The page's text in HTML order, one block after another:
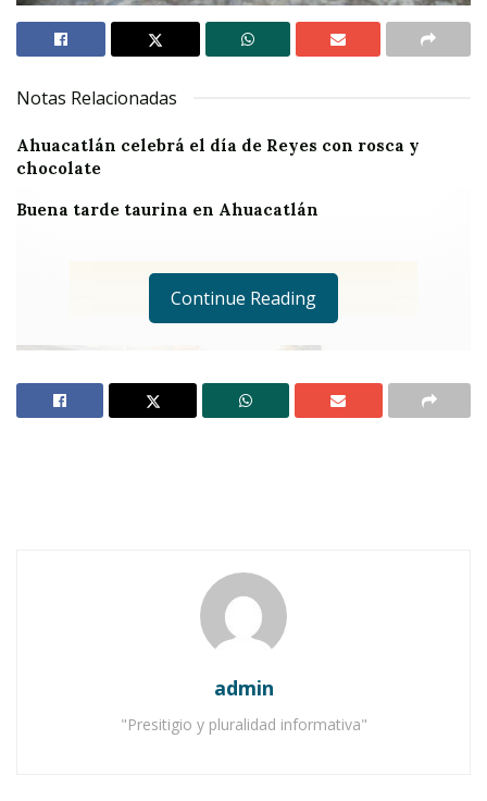
Notas Relacionadas
Ahuacatlán celebrá el día de Reyes con rosca y
chocolate
Buena tarde taurina en Ahuacatlán
Ahuacatlán, abril 13.- (Francisco J. Nieves
vialidad como en seguridad, es en síntesis el
plan que se ha trazado la Dirección de
Continue Reading
admin
"Presitigio y pluralidad informativa"